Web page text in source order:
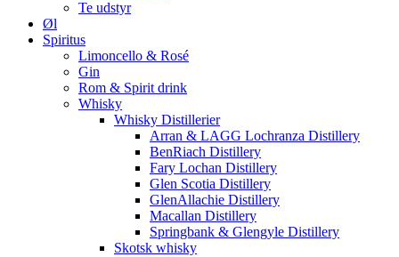
Te udstyr
Øl
Spiritus
Limoncello & Rosé
Gin
Rom & Spirit drink
Whisky
Whisky Distillerier
Arran & LAGG Lochranza Distillery
BenRiach Distillery
Fary Lochan Distillery
Glen Scotia Distillery
GlenAllachie Distillery
Macallan Distillery
Springbank & Glengyle Distillery
Skotsk whisky